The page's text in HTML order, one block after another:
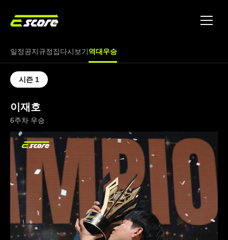
문의
일정공지규정집다시보기역대우승
시즌 1
이재호
6주차 우승